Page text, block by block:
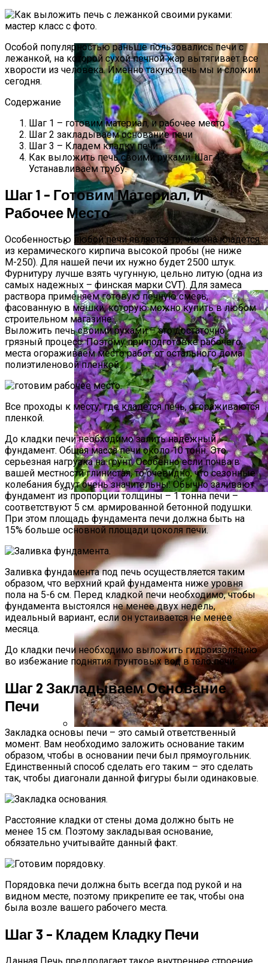
Как Прорастить Канны После Зимы –
Фото Инструкция
Виды Цветов Для Посадки В Апреле,
Чтобы Быстрее Зацвели
Размножение Клематиса Семенами
Стратификация Семян
Особой популярностью раньше пользовались печи с
лежанкой, на которой сухой печной жар вытягивает все
хворости из человека. Именно такую печь мы и сложим
сегодня.
Содержание
Шаг 1 – готовим материал, и рабочее место
Шаг 2 закладываем основание печи
Шаг 3 – Кладем кладку печи
Как выложить печь своими руками. Шаг 4.
Устанавливаем трубу.
Шаг 1 – Готовим Материал, И
Рабочее Место
Особенностью любой печи является то, что она кладется
из керамического кирпича высокой пробы (не ниже
М-250). Для нашей печи их нужно будет 2500 штук.
Фурнитуру лучше взять чугунную, цельно литую (одна из
самых надежных – финская марки CVT). Для замеса
раствора применяем готовую печную смесь,
фасованную в мешки, которую можно купить в любом
строительном магазине.
Выложить печь своими руками – это достаточно
грязный процесс. Поэтому при подготовке рабочего
места огораживаем место работ от остального дома
полиэтиленовой пленкой.
Все проходы к месту, где кладется печь, огораживаются
пленкой.
До кладки печи необходимо залить надежный
фундамент. Общая масса печи около 10 тонн. Это
серьезная нагрузка на грунт. Особенно если почва в
вашей местности глинистая, то очевидно, что сезонные
колебания будут очень значительны. Обычно заливают
фундамент из пропорции толщины – 1 тонна печи –
соответствуют 5 см. армированной бетонной подушки.
При этом площадь фундамента печи должна быть на
15% больше основной площади цоколя печи.
Заливка фундамента под печь осуществляется таким
образом, что верхний край фундамента ниже уровня
пола на 5-6 см. Перед кладкой печи необходимо, чтобы
фундамента выстоялся не менее двух недель,
идеальный вариант, если он устаивается не менее
месяца.
До кладки печи необходимо выложить гидроизоляцию
во избежание поднятия грунтовых вод в тело печи.
Шаг 2 Закладываем Основание
Печи
Закладка основы печи – это самый ответственный
момент. Вам необходимо заложить основание таким
образом, чтобы в основании печи был прямоугольник.
Единственный способ сделать его таким – это сделать
так, чтобы диагонали данной фигуры были одинаковые.
Расстояние кладки от стены дома должно быть не
менее 15 см. Поэтому закладывая основание,
обязательно учитывайте данный факт.
Порядовка печи должна быть всегда под рукой и на
видном месте, поэтому прикрепите ее так, чтобы она
была возле вашего рабочего места.
Шаг 3 – Кладем Кладку Печи